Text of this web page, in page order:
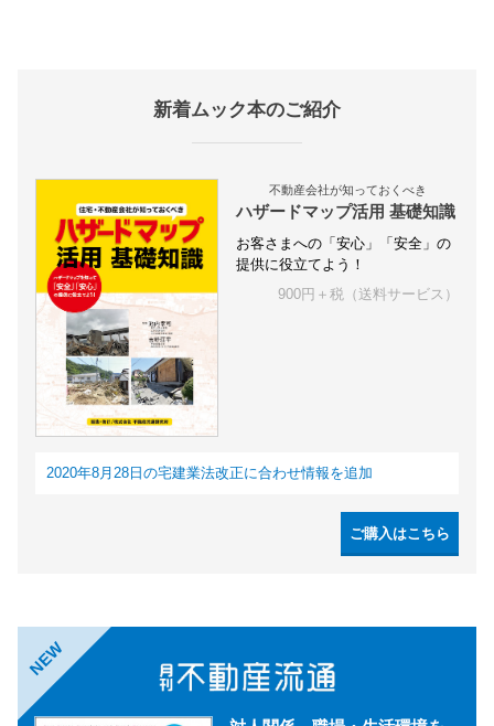
新着ムック本のご紹介
不動産会社が知っておくべき
ハザードマップ活用 基礎知識
お客さまへの「安心」「安全」の
提供に役立てよう！
900円＋税（送料サービス）
2020年8月28日の宅建業法改正に合わせ情報を追加
ご購入はこちら
NEW